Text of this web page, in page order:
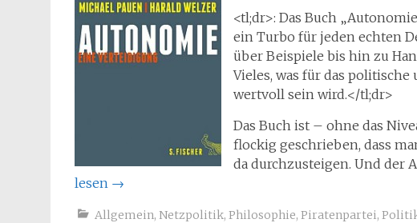
<tl;dr>: Das Buch
ein Turbo für jeden echten
über Beispiele bis hin zu
Vieles, was für das
wertvoll sein wird.</tl;dr>
Das Buch ist – ohne das
flockig geschrieben, dass
da durchzusteigen. Und der
lesen →
Allgemein, Netzpolitik, Philosophie, Piratenpartei,